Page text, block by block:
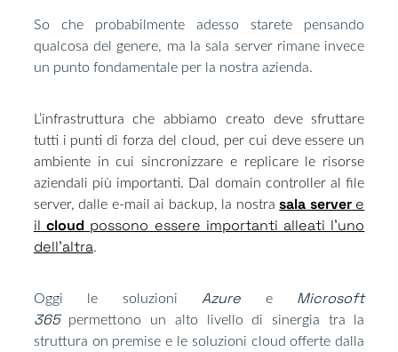
So che probabilmente adesso starete pensando
qualcosa del genere, ma la sala server rimane invece
un punto fondamentale per la nostra azienda.
L’infrastruttura che abbiamo creato deve sfruttare
tutti i punti di forza del cloud, per cui deve essere un
ambiente in cui sincronizzare e replicare le risorse
aziendali più importanti. Dal domain controller al file
server, dalle e-mail ai backup, la nostrasala servere
il cloud possono essere importanti alleati l’uno
dell’altra.
Oggi le soluzioniAzure e Microsoft
365permettono un alto livello di sinergia tra la
struttura on premise e le soluzioni cloud offerte dalla